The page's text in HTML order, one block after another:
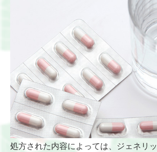
処方された内容によっては、ジェネリ